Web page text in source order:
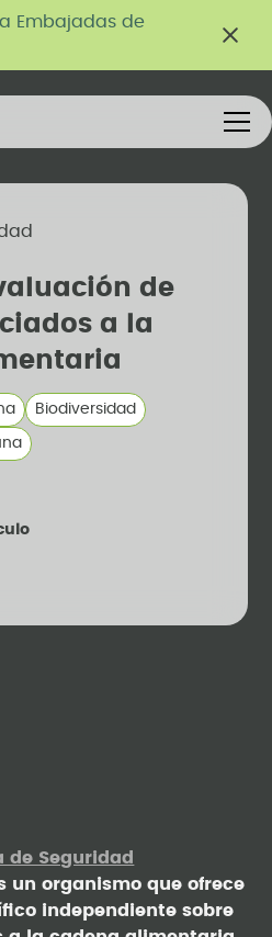
Embajadas de
de
a la
Biodiversidad
de Seguridad
un organismo que ofrece
independiente sobre